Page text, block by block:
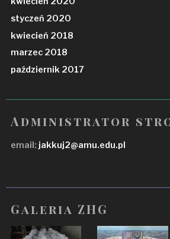
styczeń 2020
kwiecień 2018
marzec 2018
październik 2017
Administrator
email: jakkuj2@amu.edu.pl
Galeria ZHG